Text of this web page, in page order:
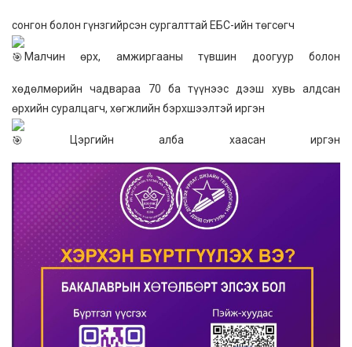
сонгон болон гүнзгийрсэн сургалттай ЕБС-ийн төгсөгч
Малчин өрх, амжиргааны түвшин доогуур болон
хөдөлмөрийн чадвараа 70 ба түүнээс дээш хувь алдсан
өрхийн суралцагч, хөгжлийн бэрхшээлтэй иргэн
Цэргийн алба хаасан иргэн